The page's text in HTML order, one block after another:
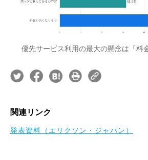
優先サービス利用の最大の懸念は「料
関連リンク
発表資料（エリクソン・ジャパン）